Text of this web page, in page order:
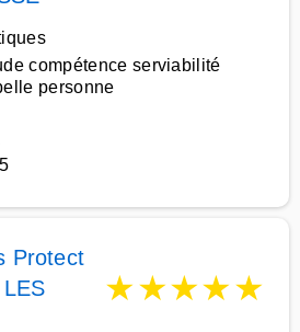
compétence serviabilité
personne
Protect
★★★★★